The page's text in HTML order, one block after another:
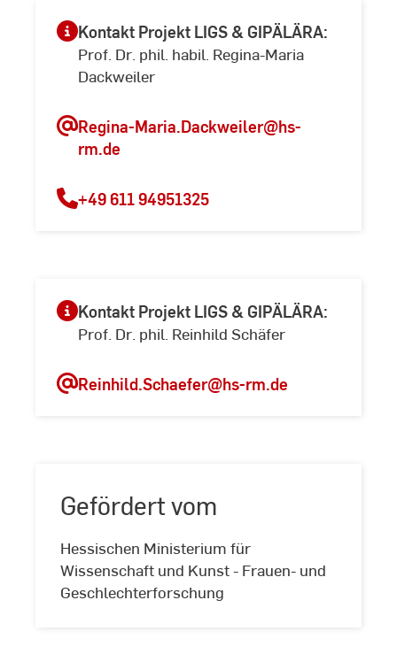
Kontakt Projekt LIGS & GIPÄLÄRA:
Prof. Dr. phil. habil. Regina-Maria
Dackweiler
Regina-Maria.Dackweiler@hs-
rm.de
+49 611 94951325
Kontakt Projekt LIGS & GIPÄLÄRA:
Prof. Dr. phil. Reinhild Schäfer
Reinhild.Schaefer@hs-rm.de
Gefördert vom
Hessischen Ministerium für
Wissenschaft und Kunst - Frauen- und
Geschlechterforschung
Gefördert
vom
Zur Übersicht der
Forschungsprojekte der
HSRM